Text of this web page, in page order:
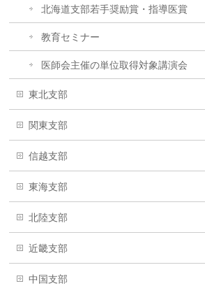
北海道支部若手奨励賞・指導医賞
教育セミナー
医師会主催の単位取得対象講演会
東北支部
関東支部
信越支部
東海支部
北陸支部
近畿支部
中国支部